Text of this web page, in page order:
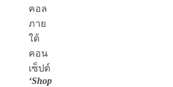
คอล
ภาย
ใต้
คอน
เซ็ปต์
‘Shop